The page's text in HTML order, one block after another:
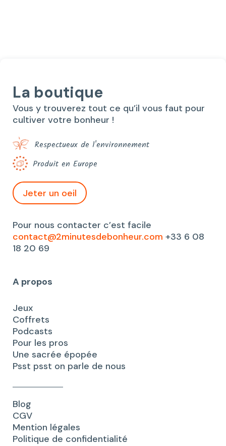
La boutique
Vous y trouverez tout ce qu’il vous faut pour
cultiver votre bonheur !
Respectueux de l'environnement
Produit en Europe
Jeter un oeil
Pour nous contacter c’est facile
contact@2minutesdebonheur.com +33 6 08
18 20 69
A propos
Jeux
Coffrets
Podcasts
Pour les pros
Une sacrée épopée
Psst psst on parle de nous
Blog
CGV
Mention légales
Politique de confidentialité